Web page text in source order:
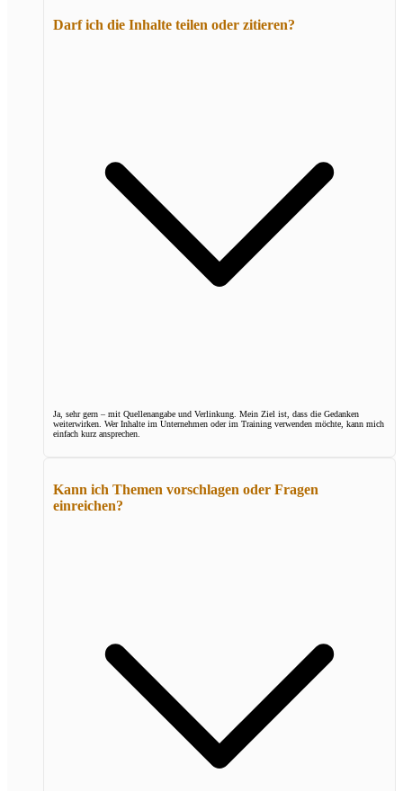
Darf ich die Inhalte teilen oder zitieren?
Ja, sehr gern – mit Quellenangabe und Verlinkung. Mein Ziel ist, dass die Gedanken
weiterwirken. Wer Inhalte im Unternehmen oder im Training verwenden möchte, kann mich
einfach kurz ansprechen.
Kann ich Themen vorschlagen oder Fragen
einreichen?